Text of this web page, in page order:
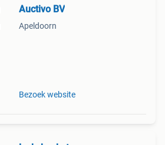
Auctivo BV
Apeldoorn
Bezoek website